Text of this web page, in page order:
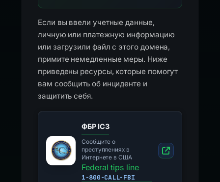
Если вы ввели учетные данные,
личную или платежную информацию
или загрузили файл с этого домена,
примите немедленные меры. Ниже
приведены ресурсы, которые помогут
вам сообщить об инциденте и
защитить себя.
ФБР IC3
Сообщите о
преступлениях в
Интернете в США
Federal tips line
1-800-CALL-FBI